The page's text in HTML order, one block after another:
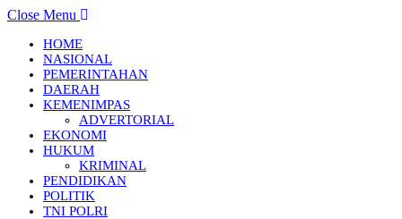
Close Menu
HOME
NASIONAL
PEMERINTAHAN
DAERAH
KEMENIMPAS
ADVERTORIAL
EKONOMI
HUKUM
KRIMINAL
PENDIDIKAN
POLITIK
TNI POLRI